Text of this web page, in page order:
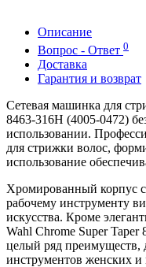
Описание
Вопрос - Ответ 0
Доставка
Гарантия и возврат
Сетевая машинка для
8463-316H (4005-0472)
использовании.
для стрижки волос,
использование
Хромированный корпус
рабочему инструменту
искусства. Кроме
Wahl Chrome Super Taper
целый ряд
инструментов женских и